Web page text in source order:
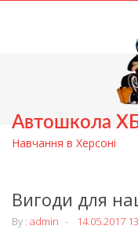
Автошкола
Навчання в Херсоні
Вигоди для
By : admin 14.05.2017